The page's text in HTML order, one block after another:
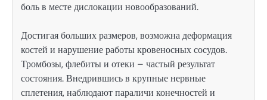
боль в месте дислокации новообразований.
Достигая больших размеров, возможна деформация
костей и нарушение работы кровеносных сосудов.
Тромбозы, флебиты и отеки – частый результат
состояния. Внедрившись в крупные нервные
сплетения, наблюдают параличи конечностей и